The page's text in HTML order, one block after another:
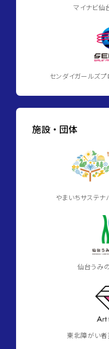
マイナビ仙
センダイガールズプ
施設・団体
やまいちサステ
仙台うみ
東北障がい